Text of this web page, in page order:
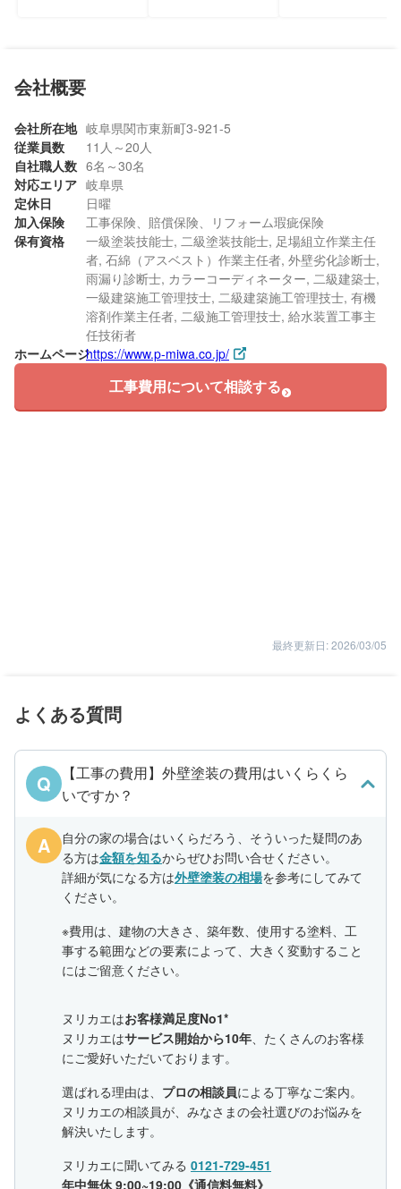
会社概要
会社所在地 岐阜県関市東新町3-921-5
従業員数
11人～20人
自社職人数 6名～30名
対応エリア 岐阜県
定休日
日曜
加入保険
工事保険、賠償保険、リフォーム瑕疵保険
保有資格
一級塗装技能士, 二級塗装技能士, 足場組立作業主任
者, 石綿（アスベスト）作業主任者, 外壁劣化診断士,
雨漏り診断士, カラーコーディネーター, 二級建築士,
一級建築施工管理技士, 二級建築施工管理技士, 有機
溶剤作業主任者, 二級施工管理技士, 給水装置工事主
任技術者
ホームページhttps://www.p-miwa.co.jp/
工事費用について相談する
最終更新日: 2026/03/05
よくある質問
Q
【工事の費用】外壁塗装の費用はいくらくら
いですか？
A
自分の家の場合はいくらだろう、そういった疑問のあ
る方は金額を知るからぜひお問い合せください。
詳細が気になる方は外壁塗装の相場を参考にしてみて
ください。
※費用は、建物の大きさ、築年数、使用する塗料、工
事する範囲などの要素によって、大きく変動すること
にはご留意ください。
ヌリカエはお客様満足度No1*
ヌリカエはサービス開始から10年、たくさんのお客様
にご愛好いただいております。
選ばれる理由は、 プロの相談員による丁寧なご案内。
ヌリカエの相談員が、みなさまの会社選びのお悩みを
解決いたします。
ヌリカエに聞いてみる 0121-729-451
年中無休 9:00~19:00《通信料無料》